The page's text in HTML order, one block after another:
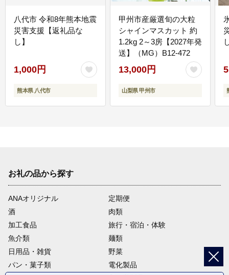
八代市 令和8年熊本地震
災害支援【返礼品な
し】
1,000円
熊本県 八代市
甲州市産厳選旬の大粒
シャインマスカット 約
1.2kg 2～3房【2027年発
送】（MG）B12-472
13,000円
山梨県 甲州市
お礼の品から探す
ANAオリジナル
定期便
酒
肉類
加工食品
旅行・宿泊・体験
魚介類
麺類
日用品・雑貨
野菜
パン・菓子類
電化製品